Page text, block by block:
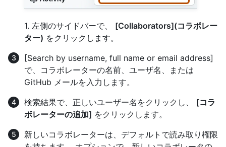
1. 左側のサイドバーで、 [Collaborators](コラボレー
ター) をクリックします。
[Search by username, full name or email address]
で、コラボレーターの名前、ユーザ名、または
GitHub メールを入力します。
検索結果で、正しいユーザー名をクリックし、 [コラ
ボレーターの追加] をクリックします。
新しいコラボレーターは、デフォルトで読み取り権限